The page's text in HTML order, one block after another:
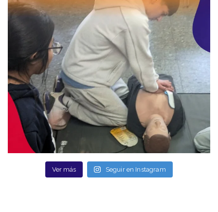
Ver más Seguir en Instagram